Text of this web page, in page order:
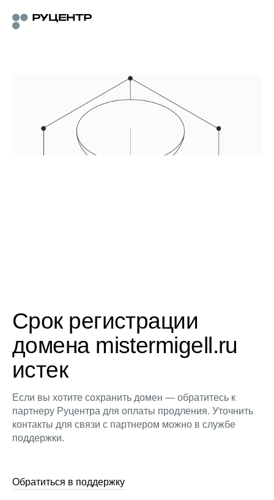
Срок регистрации
домена mistermigell.ru
истек
Если вы хотите сохранить домен — обратитесь к
партнеру Руцентра для оплаты продления. Уточнить
контакты для связи с партнером можно в службе
поддержки.
Обратиться в поддержку